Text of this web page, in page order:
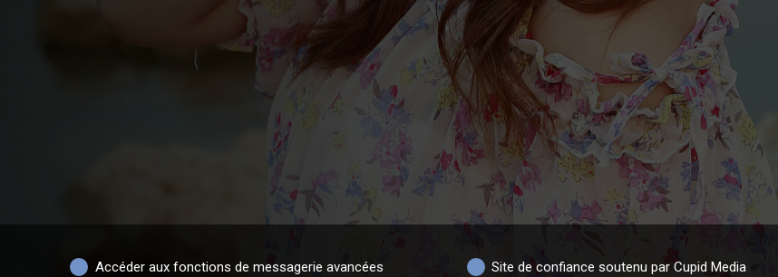
Accéder aux fonctions de messagerie avancées Site de confiance soutenu par Cupid Media